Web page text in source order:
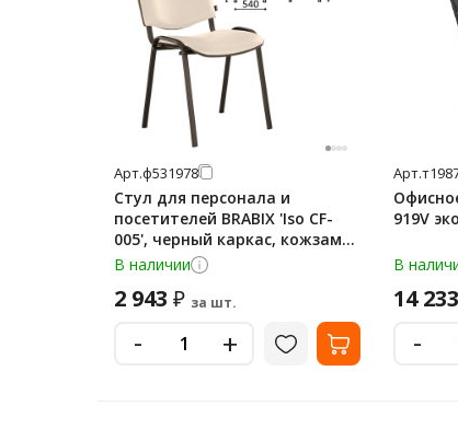
Арт.ф531978
Стул для персонала и
посетителей BRABIX 'Iso CF-
005', черный каркас, кожзам
бежевый, 531978
В наличии
2 943 ₽ за шт.
- +
Арт.
919V
В
14 233
-